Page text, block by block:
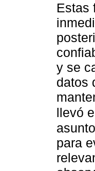
Estas
y se
datos
llevó
para